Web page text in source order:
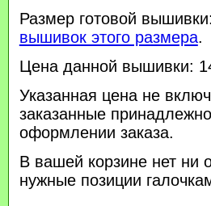
Размер готовой
вышивок этого размера.
Цена данной вышивки:
Указанная цена не
заказанные
оформлении заказа.
В вашей корзине нет ни
нужные позиции